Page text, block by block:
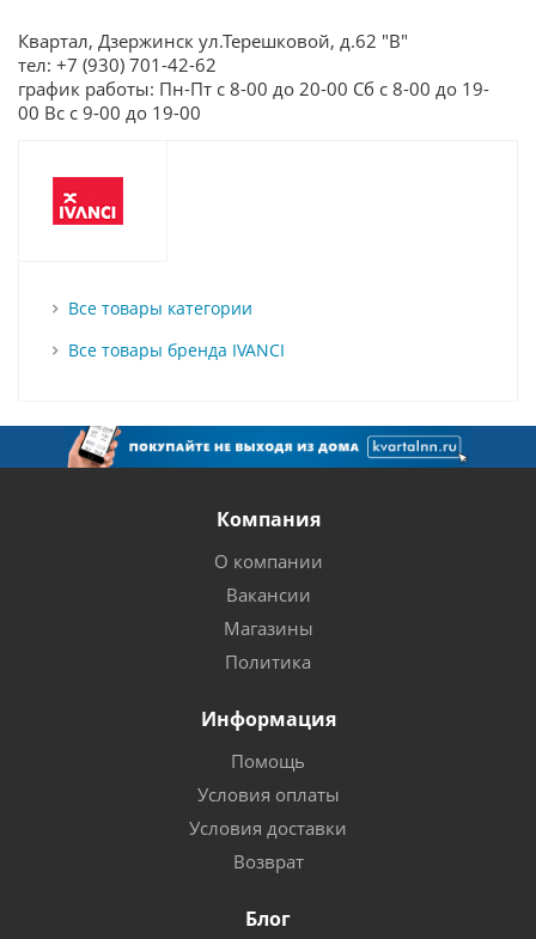
Квартал, Дзержинск ул.Терешковой, д.62 "В"
тел: +7 (930) 701-42-62
график работы: Пн-Пт с 8-00 до 20-00 Сб с 8-00 до 19-
00 Вс с 9-00 до 19-00
Все товары категории
Все товары бренда IVANCI
Компания
О компании
Вакансии
Магазины
Политика
Информация
Помощь
Условия оплаты
Условия доставки
Возврат
Блог